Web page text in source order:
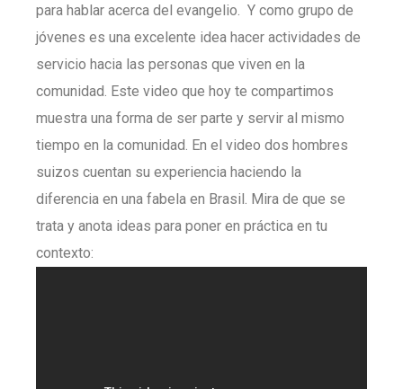
para hablar acerca del evangelio. Y como grupo de
jóvenes es una excelente idea hacer actividades de
servicio hacia las personas que viven en la
comunidad. Este video que hoy te compartimos
muestra una forma de ser parte y servir al mismo
tiempo en la comunidad. En el video dos hombres
suizos cuentan su experiencia haciendo la
diferencia en una fabela en Brasil. Mira de que se
trata y anota ideas para poner en práctica en tu
contexto: